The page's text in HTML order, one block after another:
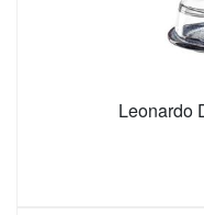
Leonardo